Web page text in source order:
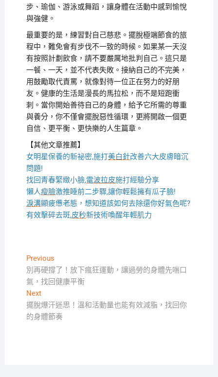
步、瑜伽、游泳或舞蹈，讓身體在活動中感到愉悅
與強健。
最重要的是，練習對自己慈悲。擺脫極端節食的旅
程中，難免會有步伐不一致的時候。如果某一天沒
有按照計劃飲食，請不要嚴厲地批判自己。這只是
一餐、一天，並不代表失敗。接納自己的不完美，
用鼓勵取代責罵，就像對待一位正在努力的好朋
友。健康的生活是漫長的馬拉松，而不是短跑衝
刺。當你開始善待自己的身體，給予它所需的尊重
與養分，你不僅會擺脫惡性循環，更將開啟一個更
自信、更平衡、更快樂的人生篇章。
【其他文章推薦】
女明星保養的新祕密,施打美白針改善六大皮膚暗沉
問題!
找回青春緊緻小臉,電波拉皮施打經驗分享
懶人瘦臉激推睡前二步驟,讓你輕鬆擁有瓜子臉!
淚溝顯疲憊老態，想知道該如何去除還你好氣色呢?
有效擊碎去斑,皮秒新技術喚醒年輕肌力
文
章
導
覽
PreviousPrevious
post:
別再硬撐了！放下瘋狂運動，讓過勞的身體先喘口
氣，找回健康平衡
NextNext
post:
擺脫爆汗迷思！溫和活動量也能有效減脂，找回你
的身體節奏